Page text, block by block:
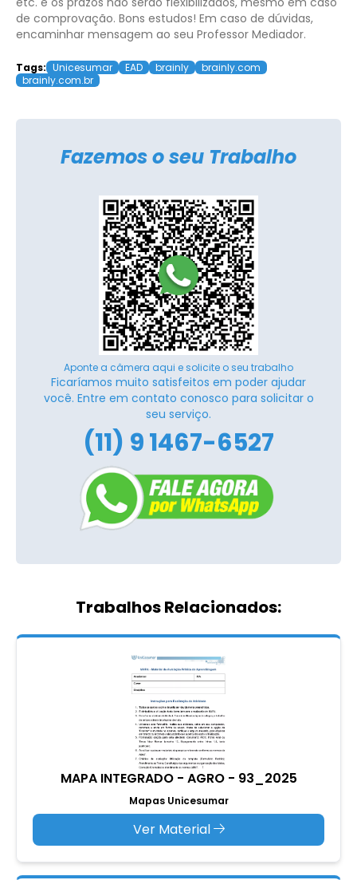
de comprovação. Bons estudos! Em caso de dúvidas,
encaminhar mensagem ao seu Professor Mediador.
Tags: Unicesumar EAD brainly
brainly.com
brainly.com.br
Fazemos o seu Trabalho
Aponte a câmera aqui e solicite o seu trabalho
Ficaríamos muito satisfeitos em poder ajudar
você. Entre em contato conosco para solicitar o
seu serviço.
(11) 9 1467-6527
Trabalhos Relacionados:
MAPA INTEGRADO - AGRO - 93_2025
Mapas Unicesumar
Ver Material